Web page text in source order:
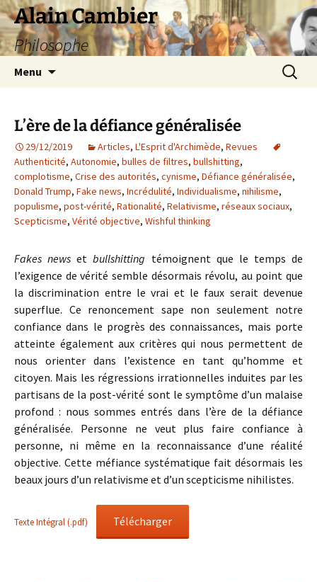
Aller
au
contenu
Alain Cambier
Philosophe
Menu
L’ère de la défiance généralisée
29/12/2019 Articles, L'Esprit d'Archimède, Revues
Authenticité, Autonomie, bulles de filtres, bullshitting,
complotisme, Crise des autorités, cynisme, Défiance généralisée,
Donald Trump, Fake news, Incrédulité, Individualisme, nihilisme,
populisme, post-vérité, Rationalité, Relativisme, réseaux sociaux,
Scepticisme, Vérité objective, Wishful thinking
Fakes news etbullshitting témoignent que le temps de
l’exigence de vérité semble désormais révolu, au point que
la discrimination entre le vrai et le faux serait devenue
superflue. Ce renoncement sape non seulement notre
confiance dans le progrès des connaissances, mais porte
atteinte également aux critères qui nous permettent de
nous orienter dans l’existence en tant qu’homme et
citoyen. Mais les régressions irrationnelles induites par les
partisans de la post-vérité sont le symptôme d’un malaise
profond : nous sommes entrés dans l’ère de la défiance
généralisée. Personne ne veut plus faire confiance à
personne, ni même en la reconnaissance d’une réalité
objective. Cette méfiance systématique fait désormais les
beaux jours d’un relativisme et d’un scepticisme nihilistes.
Texte Intégral (.pdf) Télécharger